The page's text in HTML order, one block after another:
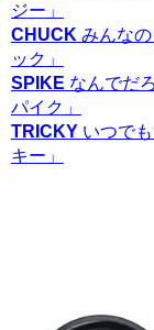
ジー」
CHUCK みんな
ック」
SPIKE なんでだ
パイク」
TRICKY いつで
キー」